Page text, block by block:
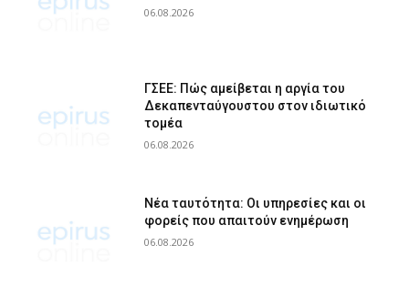
06.08.2026
ΓΣΕΕ: Πώς αμείβεται η αργία του
Δεκαπενταύγουστου στον ιδιωτικό
τομέα
06.08.2026
Νέα ταυτότητα: Οι υπηρεσίες και οι
φορείς που απαιτούν ενημέρωση
06.08.2026